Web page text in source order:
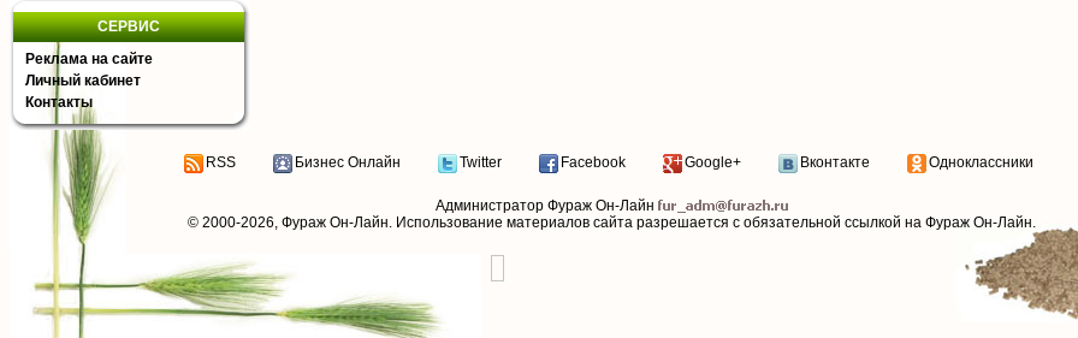
СЕРВИС
Реклама на сайте
Личный кабинет
Контакты
RSS Бизнес Онлайн Twitter Facebook Google+ Вконтакте Одноклассники
Администратор Фураж Он-Лайн
© 2000-2026, Фураж Он-Лайн. Использование материалов сайта разрешается с обязательной ссылкой на Фураж Он-Лайн.